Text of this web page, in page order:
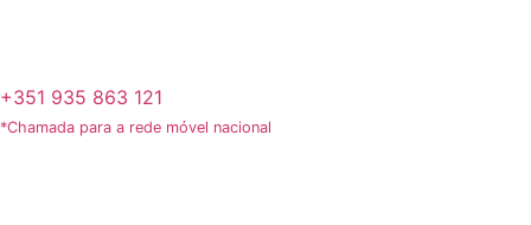
+351 935 863 121
*Chamada para a rede móvel nacional